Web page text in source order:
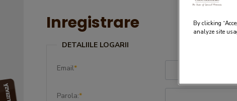
Inregistrare
DETALIILE LOGARII
Email*
Parola:*
By clicking
analyze site